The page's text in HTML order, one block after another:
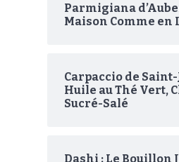
Parmigiana
Maison Comme en
Carpaccio de Saint-
Huile au Thé Vert,
Sucré-Salé
Dashi : Le Bouillon